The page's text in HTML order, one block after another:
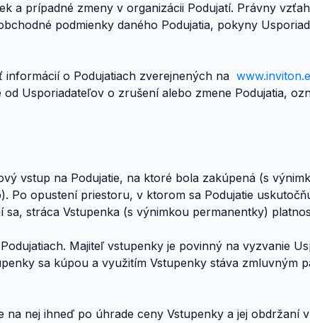
a prípadné zmeny v organizácii Podujatí. Právny
podmienky daného Podujatia, pokyny
o Podujatiach zverejnených na
Usporiadateľov o zrušení alebo zmene Podujatia,
vstup na Podujatie, na ktoré bola zakúpená (s
Po opustení priestoru, v ktorom sa Podujatie
stráca Vstupenka (s výnimkou permanentky)
Majiteľ vstupenky je povinný na vyzvanie
sa kúpou a využitím Vstupenky stáva zmluvným
nej ihneď po úhrade ceny Vstupenky a jej obdržaní